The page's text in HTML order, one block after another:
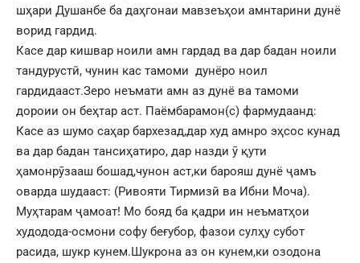
шҳари Душанбе ба даҳгонаи мавзеъҳои амнтарини дунё
ворид гардид.
Касе дар кишвар ноили амн гардад ва дар бадан ноили
тандурустӣ, чунин кас тамоми дунёро ноил
гардидааст.Зеро неъмати амн аз дунё ва тамоми
дороии он беҳтар аст. Паёмбарамон(с) фармудаанд:
Касе аз шумо саҳар бархезад,дар худ амнро эҳсос кунад
ва дар бадан тансиҳатиро, дар назди ӯ қути
ҳамонрӯзааш бошад,чунон аст,ки барояш дунё ҷамъ
оварда шудааст: (Ривояти Тирмизӣ ва Ибни Моча).
Муҳтарам ҷамоат! Мо бояд ба қадри ин неъматҳои
худодода-осмони софу беғубор, фазои сулҳу субот
расида, шукр кунем.Шукрона аз он кунем,ки озодона